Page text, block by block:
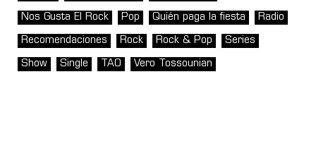
Nos Gusta El Rock Pop Quién paga la fiesta Radio
Recomendaciones Rock Rock & Pop Series
Show Single TAO Vero Tossounian